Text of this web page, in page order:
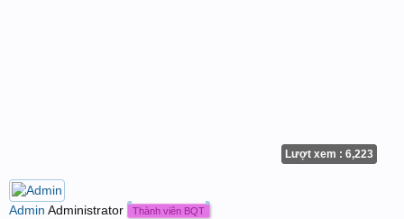
Lượt xem : 6,223
Admin Administrator Thành viên BQT